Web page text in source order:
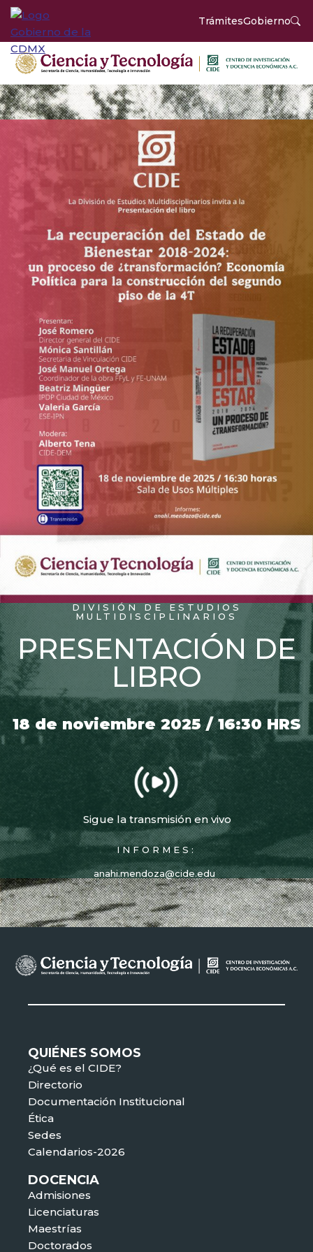
TrámitesGobierno
DIVISIÓN DE ESTUDIOS
MULTIDISCIPLINARIOS
PRESENTACIÓN DE
LIBRO
18 de noviembre 2025 / 16:30 HRS
Sigue la transmisión en vivo
INFORMES:
anahi.mendoza@cide.edu
QUIÉNES SOMOS
¿Qué es el CIDE?
Directorio
Documentación Institucional
Ética
Sedes
Calendarios-2026
DOCENCIA
Admisiones
Licenciaturas
Maestrías
Doctorados